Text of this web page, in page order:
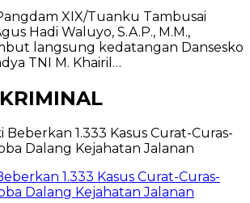
XIX/Tuanku Tambusai
Hadi Waluyo, S.A.P., M.M.,
langsung kedatangan Dansesko
TNI M. Khairil…
1.333 Kasus Curat-Curas-
Dalang Kejahatan Jalanan